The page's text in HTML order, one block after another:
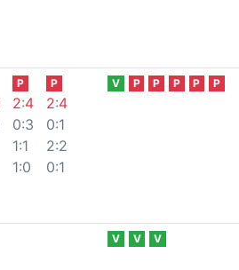
P
2:4
0:3
1:1
1:0
P
2:4
0:1
2:2
0:1
V P P P P P
V V V